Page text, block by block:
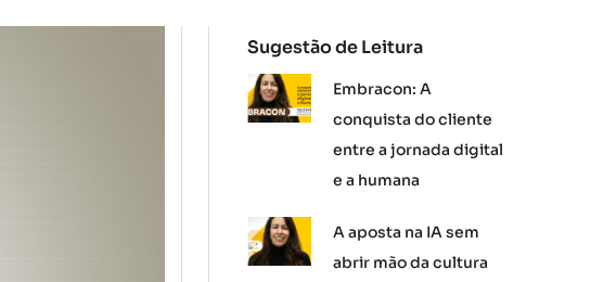
Sugestão de Leitura
Embracon: A
conquista do cliente
entre a jornada digital
e a humana
A aposta na IA sem
abrir mão da cultura